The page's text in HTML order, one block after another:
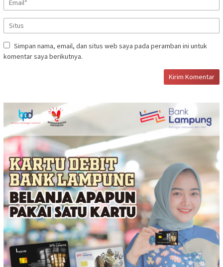
Simpan nama, email, dan situs web saya pada peramban ini untuk
komentar saya berikutnya.